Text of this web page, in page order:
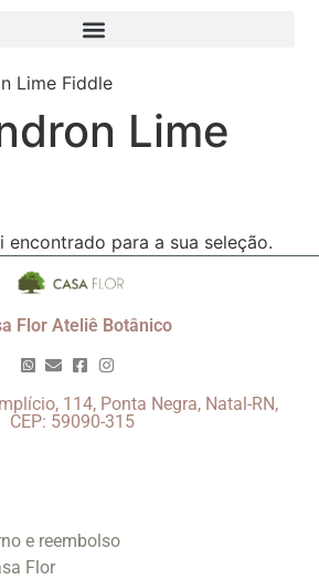
Lime Fiddle
Lime
para a sua seleção.
Flor Ateliê Botânico
114, Ponta Negra, Natal-RN,
CEP: 59090-315
e reembolso
Flor